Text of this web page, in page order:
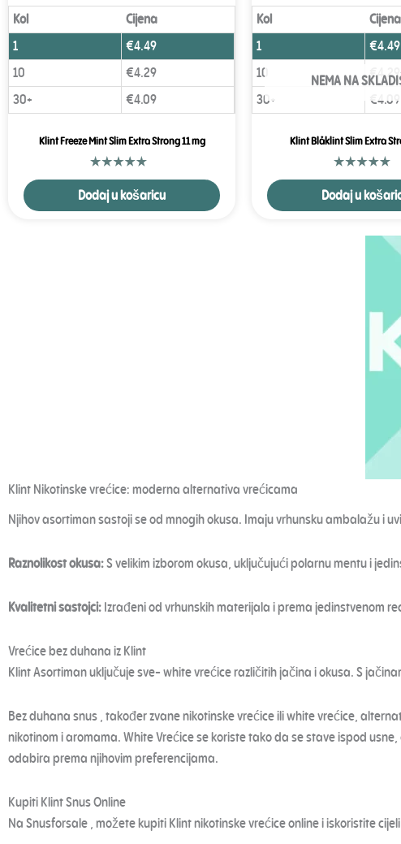
Kol
Cijena
1
€4.49
10
€4.29
30+
€4.09
Klint Freeze Mint Slim Extra Strong 11 mg
Dodaj u košaricu
Kol
Cijena
1
€4.49
10
€4.29
30+
€4.09
NEMA NA
Klint Blåklint Slim Extra
Dodaj u
Klint Nikotinske vrećice: moderna alternativa vrećicama
Njihov asortiman sastoji se od mnogih okusa. Imaju vrhunsku ambalažu i
Raznolikost okusa:S velikim izborom okusa, uključujući polarnu mentu i
Kvalitetni sastojci:Izrađeni od vrhunskih materijala i prema jedinstvenom
Vrećice bez duhana iz Klint
Klint Asortiman uključuje sve- white vrećice različitih jačina i okusa. S
Bez duhana snus , također zvane nikotinske vrećice ili white vrećice,
nikotinom i aromama. White Vrećice se koriste tako da se stave ispod
odabira prema njihovim preferencijama.
Kupiti Klint Snus Online
Na Snusforsale , možete kupiti Klint nikotinske vrećice online i iskoristite